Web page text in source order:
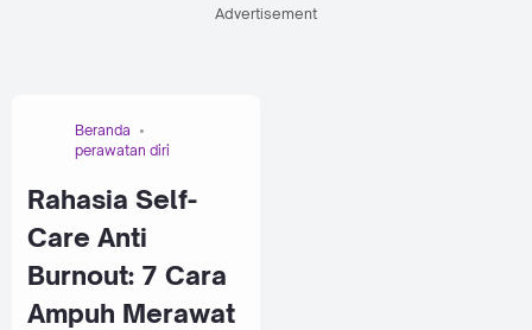
Advertisement
Beranda
perawatan diri
Rahasia Self-
Care Anti
Burnout: 7 Cara
Ampuh Merawat